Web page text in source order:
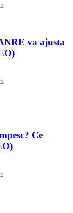
va ajusta
Ce